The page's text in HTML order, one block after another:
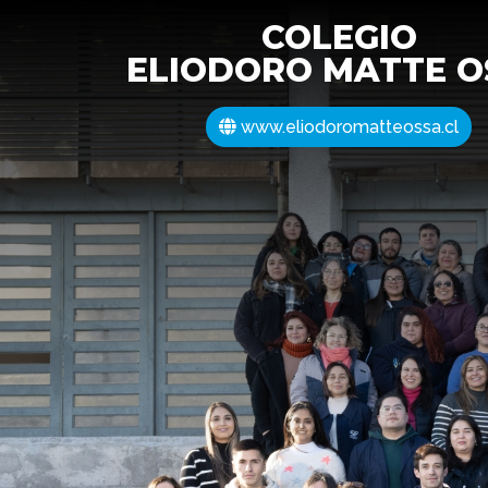
COLEGIO
ELIODORO MATTE
www.eliodoromatteossa.cl